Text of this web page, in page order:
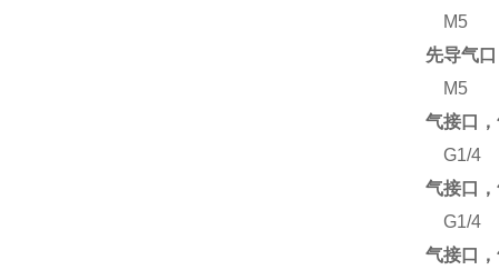
M5
先导气
M5
气接口
G1/4
气接口
G1/4
气接口